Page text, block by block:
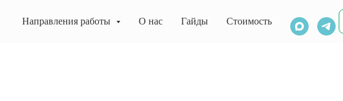
Направления работы О нас Гайды Стоимость